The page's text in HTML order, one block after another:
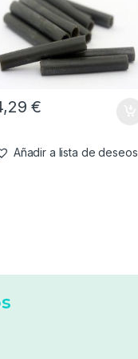
€
Añadir a lista de deseos